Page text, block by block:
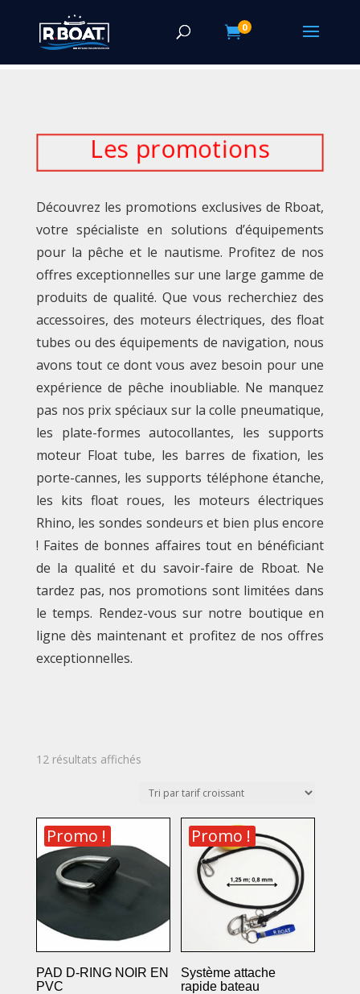
0
Les promotions
Découvrez les promotions exclusives de Rboat,
votre spécialiste en solutions d’équipements
pour la pêche et le nautisme. Profitez de nos
offres exceptionnelles sur une large gamme de
produits de qualité. Que vous recherchiez des
accessoires, des moteurs électriques, des float
tubes ou des équipements de navigation, nous
avons tout ce dont vous avez besoin pour une
expérience de pêche inoubliable. Ne manquez
pas nos prix spéciaux sur la colle pneumatique,
les plate-formes autocollantes, les supports
moteur Float tube, les barres de fixation, les
porte-cannes, les supports téléphone étanche,
les kits float roues, les moteurs électriques
Rhino, les sondes sondeurs et bien plus encore
! Faites de bonnes affaires tout en bénéficiant
de la qualité et du savoir-faire de Rboat. Ne
tardez pas, nos promotions sont limitées dans
le temps. Rendez-vous sur notre boutique en
ligne dès maintenant et profitez de nos offres
exceptionnelles.
12 résultats affichésTrié
Promo !
PAD D-RING NOIR EN
PVC
Promo !
Système attache
rapide bateau